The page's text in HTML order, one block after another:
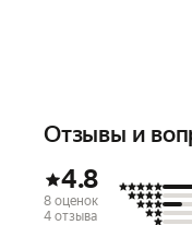
Отзывы и
4.8
8 оценок
4 отзыва